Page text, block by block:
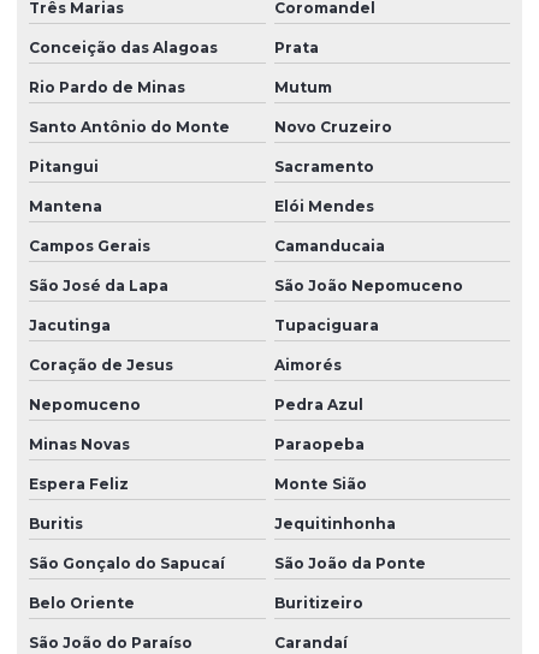
Três Marias Coromandel
Conceição das Alagoas Prata
Rio Pardo de Minas Mutum
Santo Antônio do Monte Novo Cruzeiro
Pitangui Sacramento
Mantena Elói Mendes
Campos Gerais Camanducaia
São José da Lapa São João Nepomuceno
Jacutinga Tupaciguara
Coração de Jesus Aimorés
Nepomuceno Pedra Azul
Minas Novas Paraopeba
Espera Feliz Monte Sião
Buritis Jequitinhonha
São Gonçalo do Sapucaí São João da Ponte
Belo Oriente Buritizeiro
São João do Paraíso Carandaí